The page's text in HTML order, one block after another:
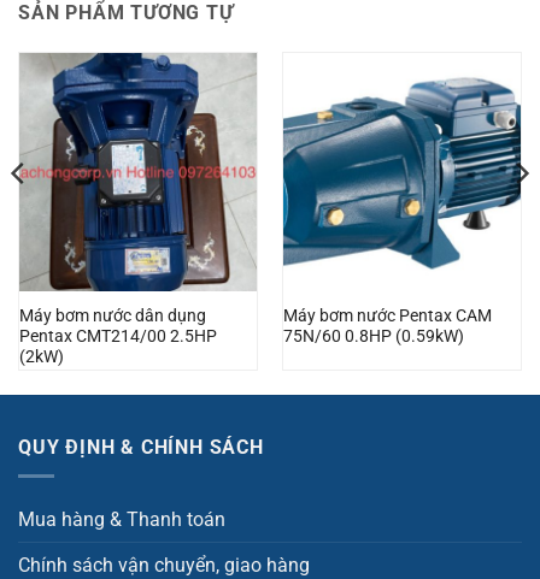
SẢN PHẨM TƯƠNG TỰ
Máy bơm nước dân dụng
Pentax CMT214/00 2.5HP
(2kW)
Máy bơm nước Pentax CAM
75N/60 0.8HP (0.59kW)
QUY ĐỊNH & CHÍNH SÁCH
Mua hàng & Thanh toán
Chính sách vận chuyển, giao hàng